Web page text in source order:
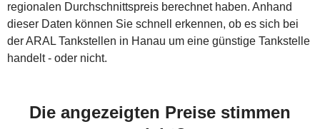
regionalen Durchschnittspreis berechnet haben. Anhand
dieser Daten können Sie schnell erkennen, ob es sich bei
der ARAL Tankstellen in Hanau um eine günstige Tankstelle
handelt - oder nicht.
Die angezeigten Preise stimmen